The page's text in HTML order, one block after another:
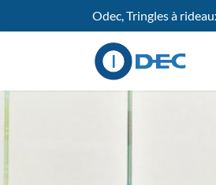
Odec, Tringles à